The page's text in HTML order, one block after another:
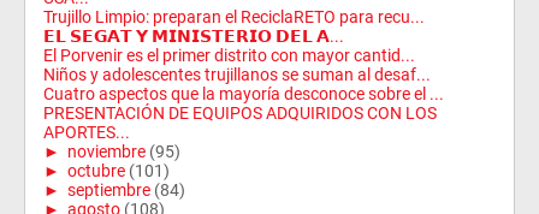
Trujillo Limpio: preparan el ReciclaRETO para recu...
𝗘𝗟 𝗦𝗘𝗚𝗔𝗧 𝗬 𝗠𝗜𝗡𝗜𝗦𝗧𝗘𝗥𝗜𝗢 𝗗𝗘𝗟 𝗔...
El Porvenir es el primer distrito con mayor cantid...
Niños y adolescentes trujillanos se suman al desaf...
Cuatro aspectos que la mayoría desconoce sobre el ...
PRESENTACIÓN DE EQUIPOS ADQUIRIDOS CON LOS
APORTES...
► noviembre (95)
► octubre (101)
► septiembre (84)
► agosto (108)